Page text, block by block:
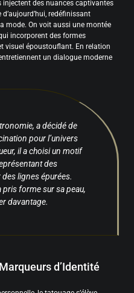
injectent des nuances captivantes
redéfinissant
mode. On voit aussi une montée
incorporent des formes
visuel époustouflant. En relation
un dialogue moderne
a décidé de
pour l’univers
il a choisi un motif
des
lignes épurées.
pris forme sur sa peau,
davantage.
d’Identité